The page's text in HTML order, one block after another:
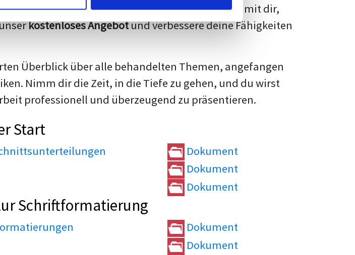
Trainer teilen wertvolleTipps und Tricks
mit dir,
kostenloses Angebotund verbessere deine Fähigkeiten
Überblick über alle behandelten Themen, angefangen
Nimm dir die Zeit, in die Tiefe zu gehen, und du wirst
professionell und überzeugend zu präsentieren.
Start
Dokument
Dokument
Dokument
Schriftformatierung
Dokument
Dokument